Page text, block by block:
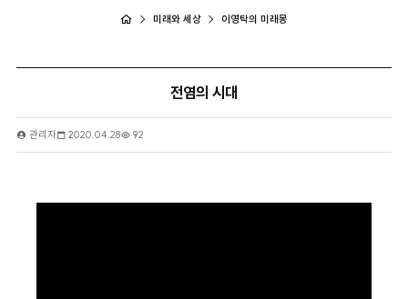
미래와 세상 이영탁의 미래몽
전염의 시대
관리자 2020.04.28 92